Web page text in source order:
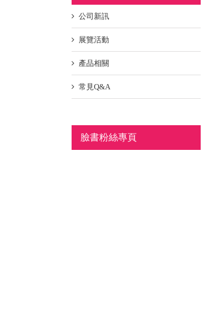
公司新訊
展覽活動
產品相關
常見Q&A
臉書粉絲專頁